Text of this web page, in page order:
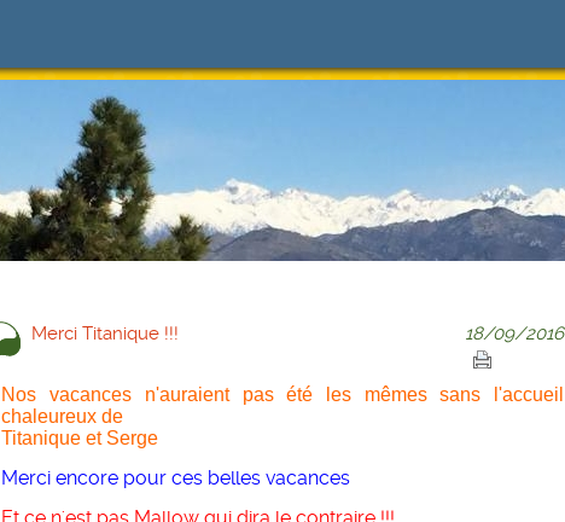
Merci Titanique !!! 18/09/2016
Nos vacances n'auraient pas été les mêmes sans l'accueil
chaleureux de
Titanique et Serge
Merci encore pour ces belles vacances